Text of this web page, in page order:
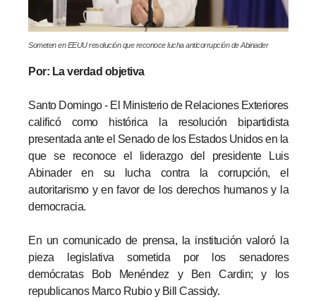
Someten en EEUU resolución que reconoce lucha anticorrupción de Abinader
Por: La verdad objetiva
Santo Domingo - El Ministerio de Relaciones Exteriores
calificó como histórica la resolución bipartidista
presentada ante el Senado de los Estados Unidos en la
que se reconoce el liderazgo del presidente Luis
Abinader en su lucha contra la corrupción, el
autoritarismo y en favor de los derechos humanos y la
democracia.
En un comunicado de prensa, la institución valoró la
pieza legislativa sometida por los senadores
demócratas Bob Menéndez y Ben Cardin; y los
republicanos Marco Rubio y Bill Cassidy.